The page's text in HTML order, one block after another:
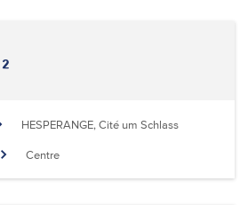
HESPERANGE, Cité um Schlass
Centre